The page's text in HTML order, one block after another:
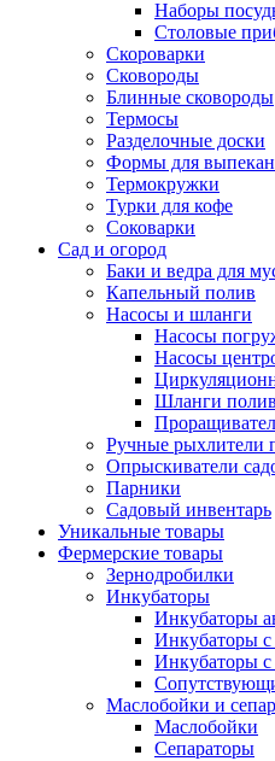
Наборы
Столовые
Скороварки
Сковороды
Блинные сковороды
Термосы
Разделочные доски
Формы для
Термокружки
Турки для кофе
Соковарки
Сад и огород
Баки и ведра для
Капельный полив
Насосы и шланги
Насосы
Насосы
Шланги
Ручные рыхлители
Опрыскиватели
Парники
Садовый инвентарь
Уникальные товары
Фермерские товары
Зернодробилки
Инкубаторы
Инкубаторы
Инкубаторы с
Инкубаторы
Маслобойки и
Маслобойки
Сепараторы